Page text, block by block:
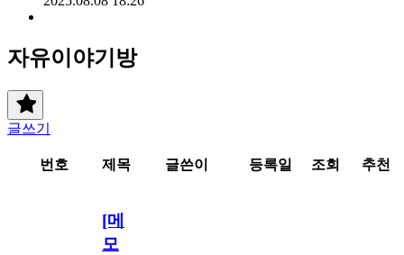
자유이야기방
글쓰기
번호 제목 글쓴이 등록일 조회 추천
[메
모